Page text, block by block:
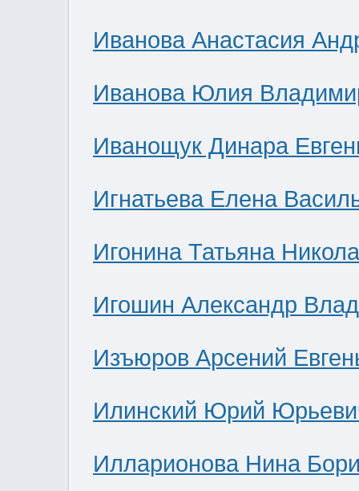
Иванова Анастасия
Иванова Юлия
Иванощук Динара
Игнатьева Елена
Игонина Татьяна
Игошин Александр
Изъюров Арсений
Илинский Юрий
Илларионова Нина